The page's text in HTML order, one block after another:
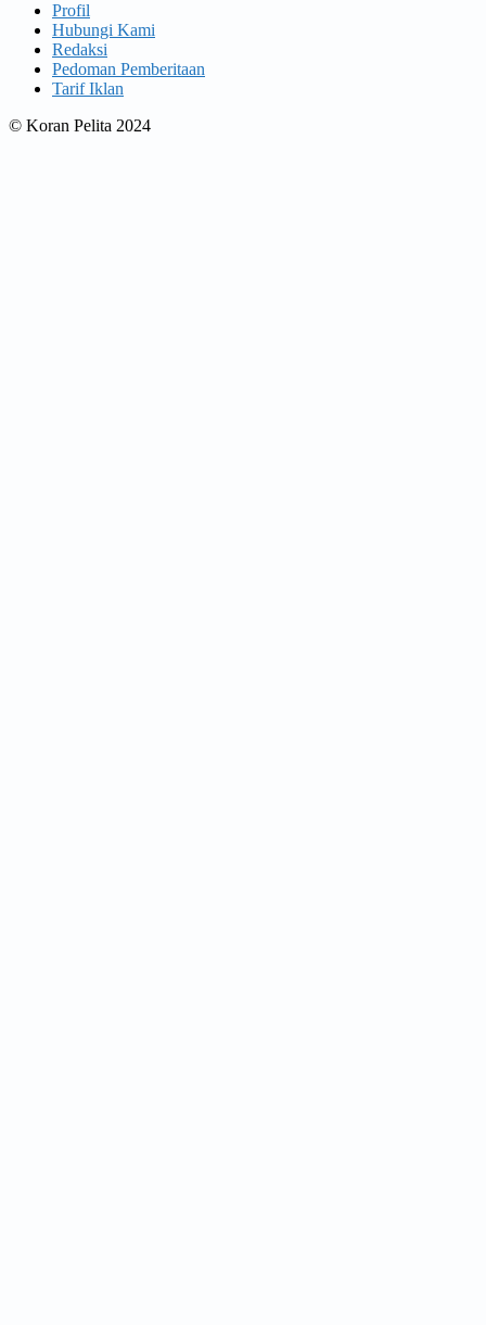
Profil
Hubungi Kami
Redaksi
Pedoman Pemberitaan
Tarif Iklan
© Koran Pelita 2024